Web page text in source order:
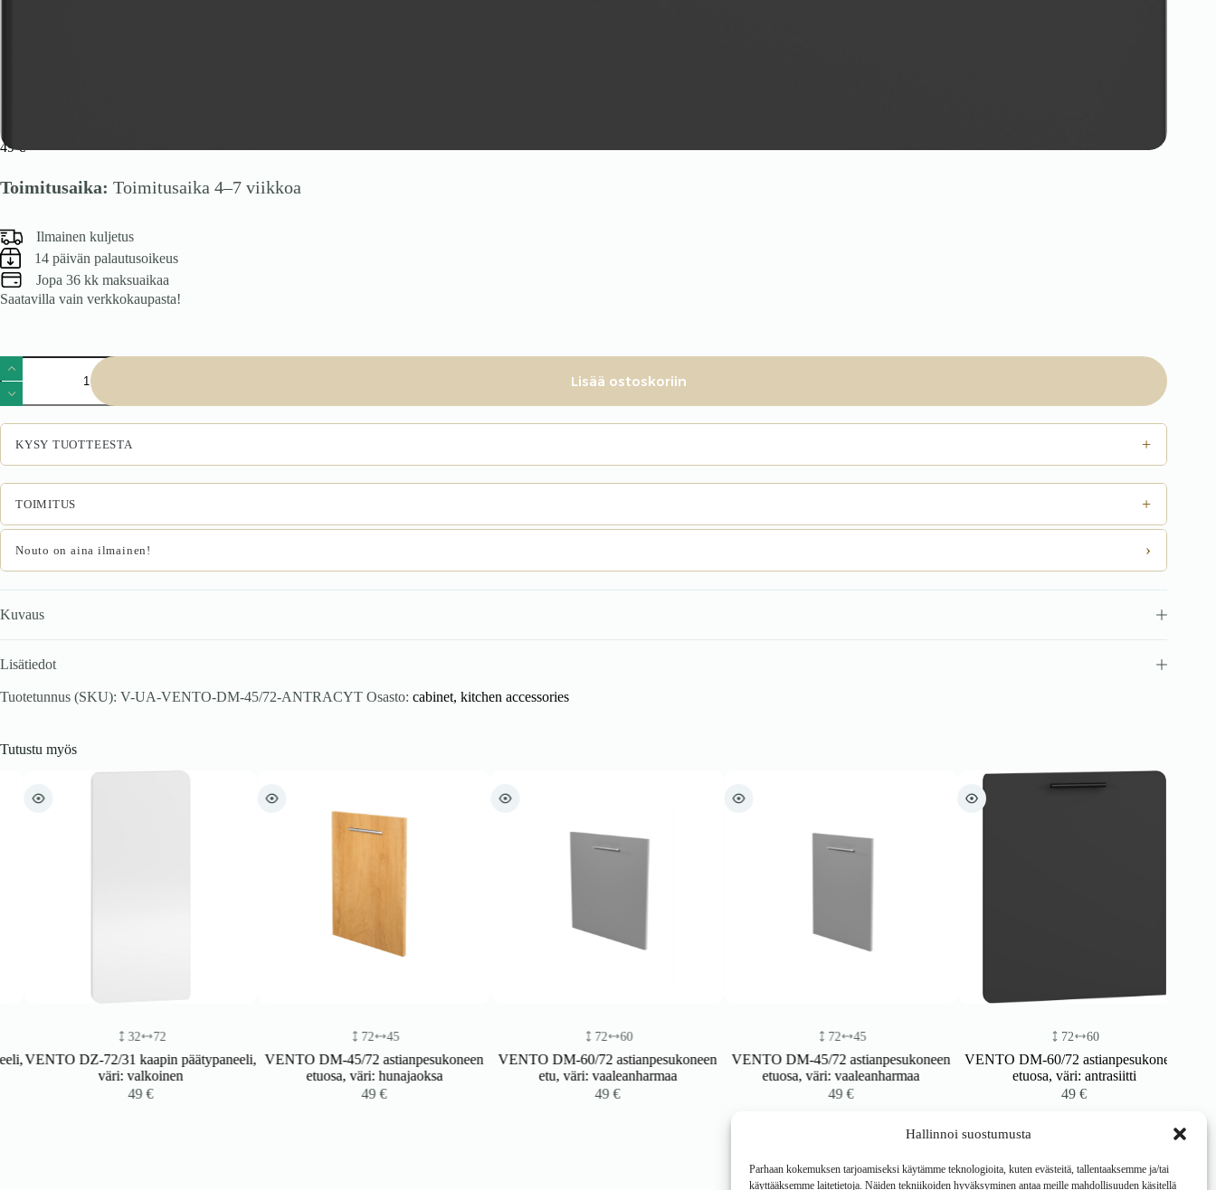
Hallinnoi suostumusta
Parhaan kokemuksen tarjoamiseksi käytämme teknologioita, kuten evästeitä, tallentaaksemme ja/tai
käyttääksemme laitetietoja. Näiden tekniikoiden hyväksyminen antaa meille mahdollisuuden käsitellä
49€
Toimitusaika: Toimitusaika 4–7 viikkoa
Ilmainen kuljetus
14 päivän palautusoikeus
Jopa 36 kk maksuaikaa
Saatavilla vain verkkokaupasta!
VENTO
DM-
45/72
astianpesukoneen
etuosa,
väri:
määrä
Lisää ostoskoriin
KYSY TUOTTEESTA +
TOIMITUS +
Nouto on aina ilmainen! ›
Kuvaus
Lisätiedot
Tuotetunnus (SKU): V-UA-VENTO-DM-45/72-ANTRACYT Osasto: cabinet, kitchen accessories
Tutustu myös
45
VENTO DM-45/72 astianpesukoneen
etuosa, väri: vaaleanharmaa
€
60
VENTO DM-60/72 astianpesukoneen
etuosa, väri: antrasiitti
€
72
VENTO DZ-72/31 kaapin päätypaneeli,
väri: valkoinen
€
45
VENTO DM-45/72 astianpesukoneen
etuosa, väri: hunajaoksa
€
60
VENTO DM-60/72 astianpesukoneen
etu, väri: vaaleanharmaa
€